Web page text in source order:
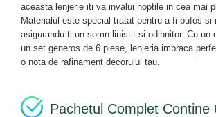
aceasta lenjerie iti va invalui noptile in cea mai
Materialul este special tratat pentru a fi pufos si
asigurandu-ti un somn linistit si odihnitor. Cu un
un set generos de 6 piese, lenjeria imbraca
o nota de rafinament decorului tau.
Pachetul Complet Contine